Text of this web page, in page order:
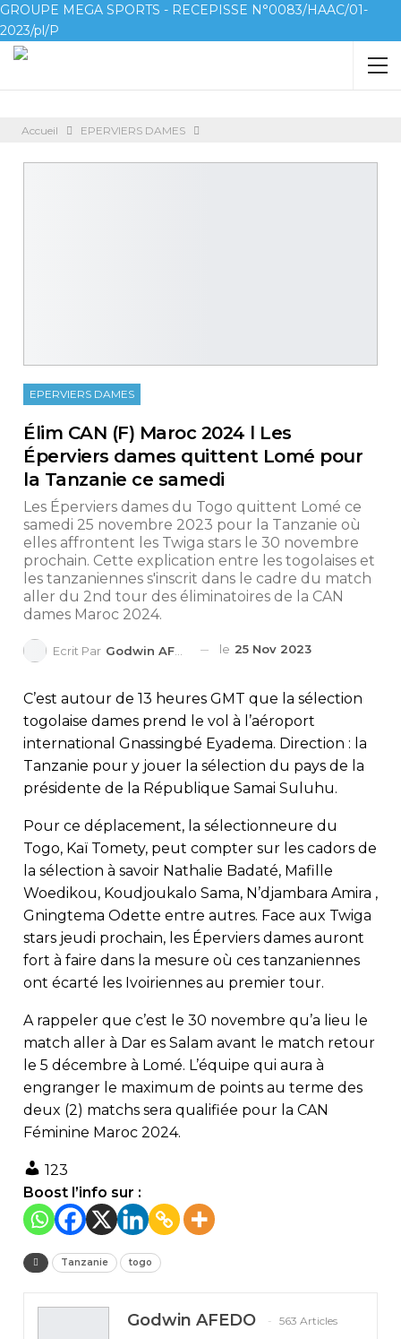
GROUPE MEGA SPORTS - RECEPISSE N°0083/HAAC/01-
2023/pl/P
Accueil EPERVIERS DAMES
EPERVIERS DAMES
Élim CAN (F) Maroc 2024 l Les
Éperviers dames quittent Lomé pour
la Tanzanie ce samedi
Les Éperviers dames du Togo quittent Lomé ce
samedi 25 novembre 2023 pour la Tanzanie où
elles affrontent les Twiga stars le 30 novembre
prochain. Cette explication entre les togolaises et
les tanzaniennes s'inscrit dans le cadre du match
aller du 2nd tour des éliminatoires de la CAN
dames Maroc 2024.
Ecrit Par Godwin AFEDO le 25 Nov 2023
C’est autour de 13 heures GMT que la sélection
togolaise dames prend le vol à l’aéroport
international Gnassingbé Eyadema. Direction : la
Tanzanie pour y jouer la sélection du pays de la
présidente de la République Samai Suluhu.
Pour ce déplacement, la sélectionneure du
Togo, Kaï Tomety, peut compter sur les cadors de
la sélection à savoir Nathalie Badaté, Mafille
Woedikou, Koudjoukalo Sama, N’djambara Amira ,
Gningtema Odette entre autres. Face aux Twiga
stars jeudi prochain, les Éperviers dames auront
fort à faire dans la mesure où ces tanzaniennes
ont écarté les Ivoiriennes au premier tour.
A rappeler que c’est le 30 novembre qu’a lieu le
match aller à Dar es Salam avant le match retour
le 5 décembre à Lomé. L’équipe qui aura à
engranger le maximum de points au terme des
deux (2) matchs sera qualifiée pour la CAN
Féminine Maroc 2024.
123
Boost l’info sur :
Tanzanie togo
Godwin AFEDO
563 Articles